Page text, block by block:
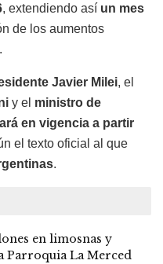
, extendiendo así un mes
de los aumentos
Javier Milei, el
y el ministro de
en vigencia a partir
el texto oficial al que
.
en limosnas y
Parroquia La Merced